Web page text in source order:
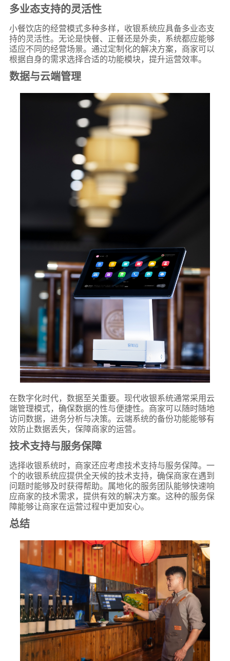
多业态支持的灵活性
小餐饮店的经营模式多种多样，收银系统应具备多业态支
持的灵活性。无论是快餐、正餐还是外卖，系统都应能够
适应不同的经营场景。通过定制化的解决方案，商家可以
根据自身的需求选择合适的功能模块，提升运营效率。
数据与云端管理
在数字化时代，数据至关重要。现代收银系统通常采用云
端管理模式，确保数据的性与便捷性。商家可以随时随地
访问数据，进务分析与决策。云端系统的备份功能能够有
效防止数据丢失，保障商家的运营。
技术支持与服务保障
选择收银系统时，商家还应考虑技术支持与服务保障。一
个的收银系统应提供全天候的技术支持，确保商家在遇到
问题时能够及时获得帮助。属地化的服务团队能够快速响
应商家的技术需求，提供有效的解决方案。这种的服务保
障能够让商家在运营过程中更加安心。
总结
联系方式
+86